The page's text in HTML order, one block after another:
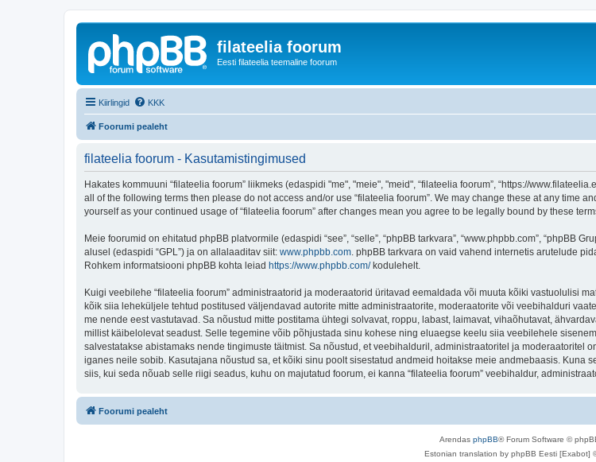
filateelia foorum
Eesti filateelia teemaline foorum
Kiirlingid KKK
Foorumi pealeht
filateelia foorum - Kasutamistingimused
Hakates kommuuni “filateelia foorum” liikmeks (edaspidi "me", "meie", "meid", “filateelia foorum”, “https://
all of the following terms then please do not access and/or use “filateelia foorum”. We may change these at any time
yourself as your continued usage of “filateelia foorum” after changes mean you agree to be legally bound by these
Meie foorumid on ehitatud phpBB platvormile (edaspidi “see”, “selle”, “phpBB tarkvara”, “www.phpbb.com”, “phpBB
alusel (edaspidi “GPL”) ja on allalaaditav siit: www.phpbb.com . phpBB tarkvara on vaid vahend internetis arutelude
Rohkem informatsiooni phpBB kohta leiad https://www.phpbb.com/kodulehelt.
Kuigi veebilehe “filateelia foorum” administraatorid ja moderaatorid üritavad eemaldada või muuta kõiki vastuolulisi
kõik siia leheküljele tehtud postitused väljendavad autorite mitte administraatorite, moderaatorite või veebihalduri
me nende eest vastutavad. Sa nõustud mitte postitama ühtegi solvavat, roppu, labast, laimavat, vihaõhutavat,
millist käibelolevat seadust. Selle tegemine võib põhjustada sinu kohese ning eluaegse keelu siia veebilehele
salvestatakse abistamaks nende tingimuste täitmist. Sa nõustud, et veebihalduril, administraatoritel ja
iganes neile sobib. Kasutajana nõustud sa, et kõiki sinu poolt sisestatud andmeid hoitakse meie andmebaasis.
siis, kui seda nõuab selle riigi seadus, kuhu on majutatud foorum, ei kanna “filateelia foorum” veebihaldur,
Foorumi pealeht
Arendas phpBB® Forum Software ©
Estonian translation by phpBB Eesti [Exabot]